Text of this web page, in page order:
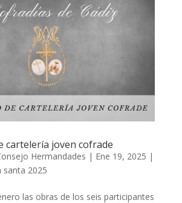
cartelería joven cofrade
Hermandades | Ene 19, 2025 |
santa 2025
las obras de los seis participantes